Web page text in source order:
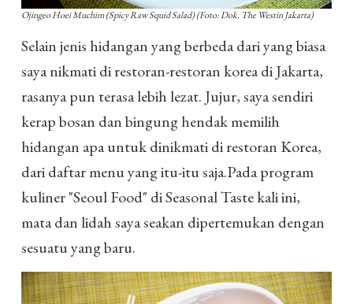
Ojingeo Hoei Muchim (Spicy Raw Squid Salad) (Foto: Dok. The Westin Jakarta)
Selain jenis hidangan yang berbeda dari yang biasa
saya nikmati di restoran-restoran korea di Jakarta,
rasanya pun terasa lebih lezat. Jujur, saya sendiri
kerap bosan dan bingung hendak memilih
hidangan apa untuk dinikmati di restoran Korea,
dari daftar menu yang itu-itu saja.Pada program
kuliner "Seoul Food" di Seasonal Taste kali ini,
mata dan lidah saya seakan dipertemukan dengan
sesuatu yang baru.